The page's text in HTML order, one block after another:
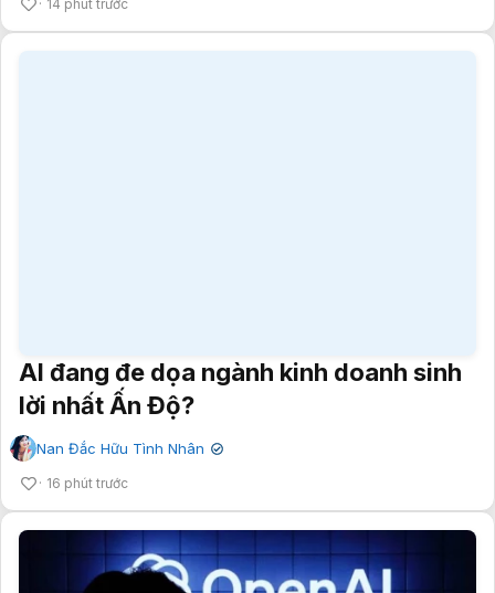
14 phút trước
AI đang đe dọa ngành kinh doanh sinh
lời nhất Ấn Độ?
Nan Đắc Hữu Tình Nhân ✔
16 phút trước